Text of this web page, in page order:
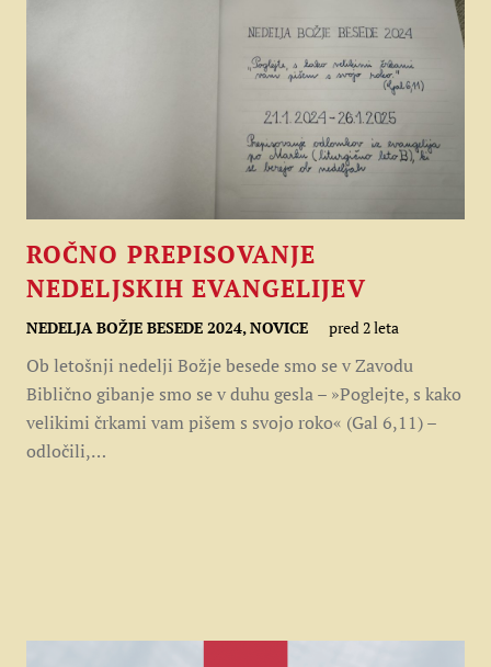
ROČNO PREPISOVANJE
NEDELJSKIH EVANGELIJEV
NEDELJA BOŽJE BESEDE 2024,NOVICE pred 2 leta
Ob letošnji nedelji Božje besede smo se v Zavodu
Biblično gibanje smo se v duhu gesla – »Poglejte, s kako
velikimi črkami vam pišem s svojo roko« (Gal 6,11) –
odločili,…